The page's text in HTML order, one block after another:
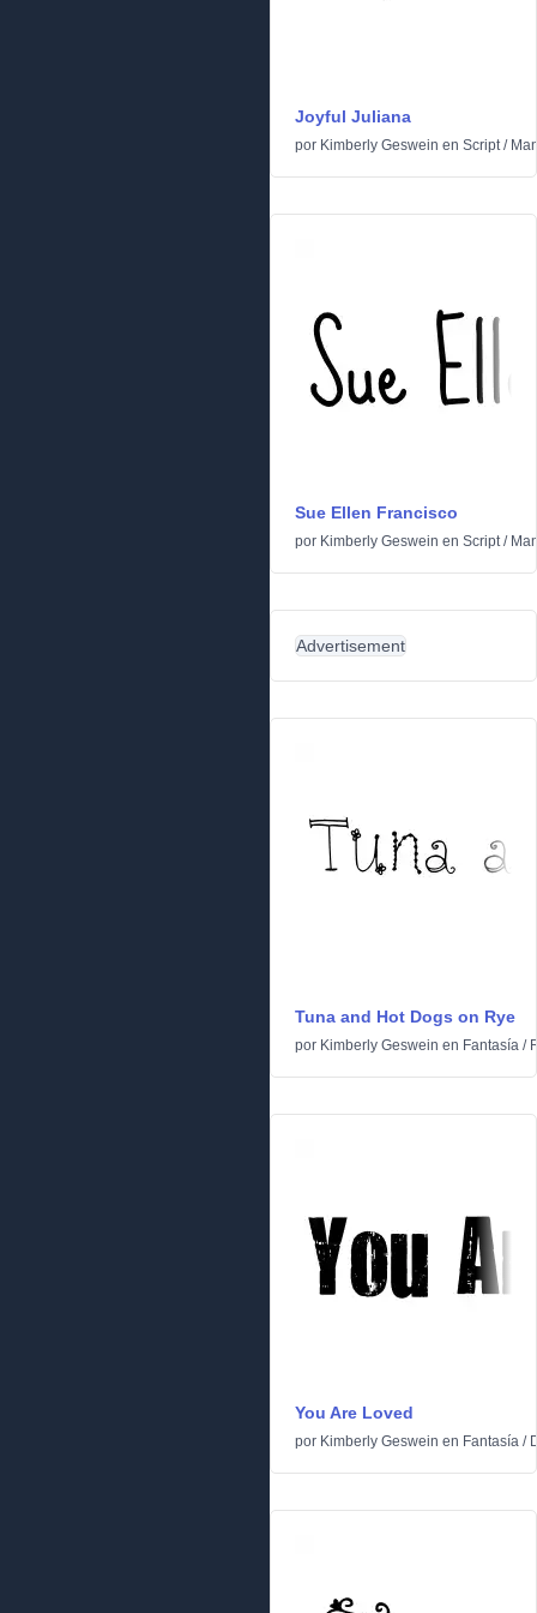
Joyful Juliana
por Kimberly Geswein en Script/
Sue Ellen Francisco
por Kimberly Geswein en Script/
Advertisement
Tuna and Hot Dogs on Rye
por Kimberly Geswein en Fantasía /
You Are Loved
por Kimberly Geswein en Fantasía /